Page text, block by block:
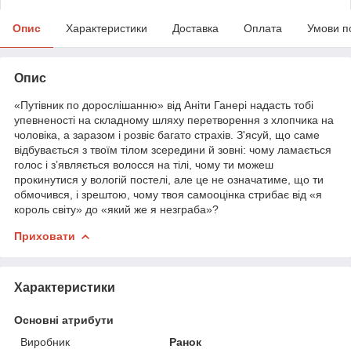
Опис Характеристики Доставка Оплата Умови
Опис
«Путівник по дорослішанню» від Аніти Ганері надасть тобі
упевненості на складному шляху перетворення з хлопчика на
чоловіка, а заразом і розвіє багато страхів. З'ясуй, що саме
відбувається з твоїм тілом зсередини й зовні: чому ламається
голос і з’являється волосся на тілі, чому ти можеш
прокинутися у вологій постелі, але це не означатиме, що ти
обмочився, і зрештою, чому твоя самооцінка стрибає від «я
король світу» до «який же я незграба»?
Приховати
Характеристики
Основні атрибути
Виробник
Ранок